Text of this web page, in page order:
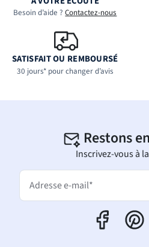
Besoin d’aide ?Contactez-nous
SATISFAIT OU REMBOURSÉ
30 jours* pour changer d’avis
Restons
Inscrivez-vous à
Adresse e-mail*